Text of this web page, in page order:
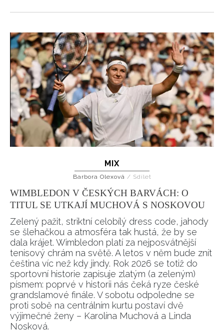
MIX
Barbora Olexová / Sdílet
WIMBLEDON V ČESKÝCH BARVÁCH: O
TITUL SE UTKAJÍ MUCHOVÁ S NOSKOVOU
Zelený pažit, striktní celobílý dress code, jahody
se šlehačkou a atmosféra tak hustá, že by se
dala krájet. Wimbledon platí za nejposvátnější
tenisový chrám na světě. A letos v něm bude znít
čeština víc než kdy jindy. Rok 2026 se totiž do
sportovní historie zapisuje zlatým (a zeleným)
písmem: poprvé v historii nás čeká ryze české
grandslamové finále. V sobotu odpoledne se
proti sobě na centrálním kurtu postaví dvě
výjimečné ženy – Karolína Muchová a Linda
Nosková.